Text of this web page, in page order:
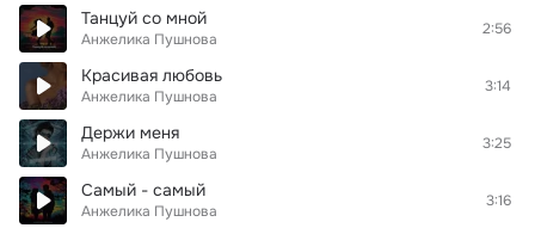
Танцуй со мной
Анжелика Пушнова
2:56
Красивая любовь
Анжелика Пушнова
3:14
Держи меня
Анжелика Пушнова
3:25
Самый - самый
Анжелика Пушнова
3:16